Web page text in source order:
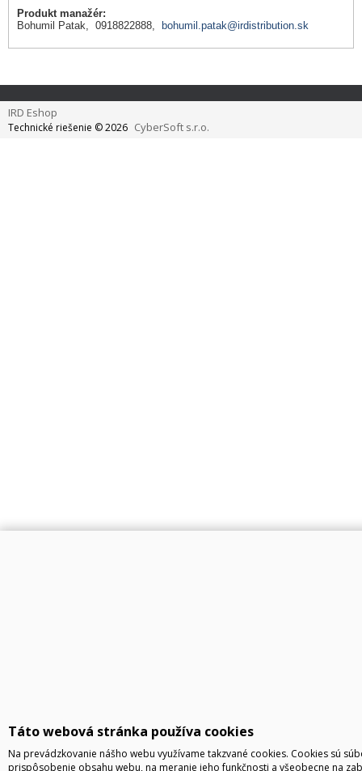
Produkt manažér:
Bohumil Patak, 0918822888,
bohumil.patak@irdistribution.sk
IRD Eshop
Technické riešenie © 2026 CyberSoft s.r.o.
Táto webová stránka používa cookies
Na prevádzkovanie nášho webu využívame takzvané cookies. Cookies sú
prispôsobenie obsahu webu, na meranie jeho funkčnosti a všeobecne na